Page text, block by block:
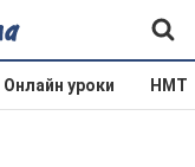
Онлайн уроки НМТ